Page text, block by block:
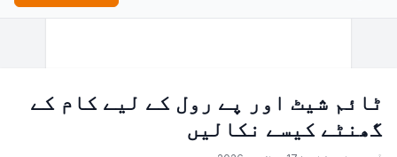
ٹائم شیٹ اور پے رول کے لیے کام کے
گھنٹے کیسے نکالیں